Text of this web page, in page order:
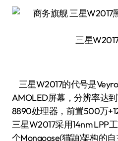
三星
三星W2017的代号是
AMOLED屏幕，分辨率达
8890处理器，前置500万
三星W2017采用14nm LPP
个Mongoose(猫鼬)架构的